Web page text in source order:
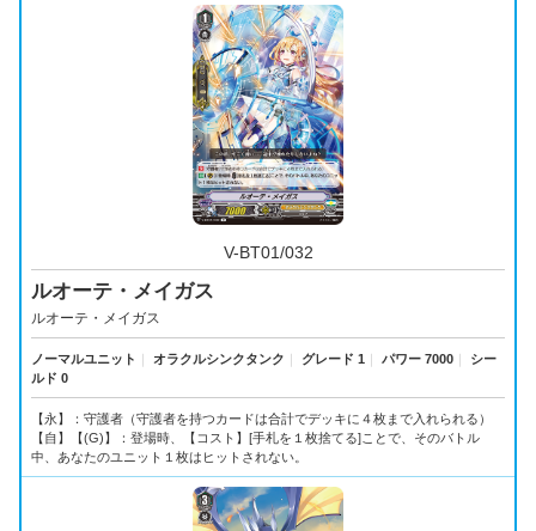
V-BT01/032
ルオーテ・メイガス
ルオーテ・メイガス
ノーマルユニット ｜ オラクルシンクタンク ｜ グレード 1 ｜ パワー 7000 ｜
シー
ルド 0
【永】：守護者（守護者を持つカードは合計でデッキに４枚まで入れられる）
【自】【(G)】：登場時、【コスト】[手札を１枚捨てる]ことで、そのバトル
中、あなたのユニット１枚はヒットされない。